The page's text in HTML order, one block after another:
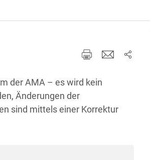
der AMA – es wird kein
Änderungen der
sind mittels einer Korrektur